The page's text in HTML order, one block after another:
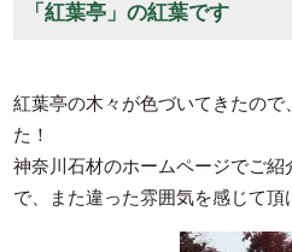
「紅葉亭」の紅葉です
紅葉亭の木々が色づいてきたの
た！
神奈川石材のホームページでご
で、また違った雰囲気を感じて頂